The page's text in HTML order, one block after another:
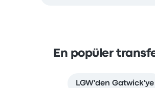
En popüler
LGW'den Gatwick'ye